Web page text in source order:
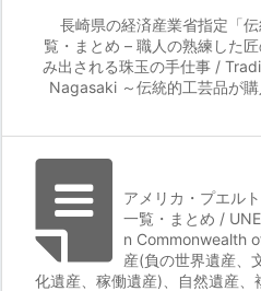
長崎県の経済産業省指定「
覧・まとめ – 職人の熟練した
み出される珠玉の手仕事 /
Nagasaki ～伝統的工芸品が
アメリカ・プエル
一覧・まとめ /
n Commonwealth
産(負の世界遺産、
化遺産、稼働遺産)、自然遺産、